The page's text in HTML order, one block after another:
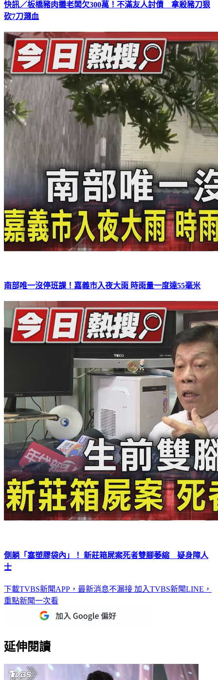
快訊／板橋豬肉攤老闆欠300萬！不滿友人討債 拿殺豬刀狠
側躺「塞塑膠袋內」！ 新莊箱屍案死者雙腳萎縮 疑身障人
下載TVBS新聞APP，最新消息不漏接
重點新聞一次看